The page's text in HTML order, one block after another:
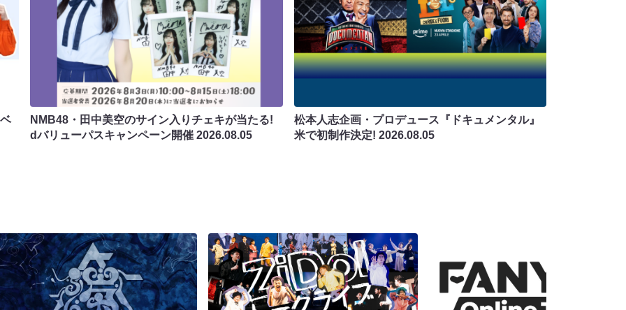
NMB48・田中美空のサイン入りチェキが当たる!
dバリューパスキャンペーン開催2026.08.05
松本人志企画・プロデュース『ドキュメンタル』
米で初制作決定! 2026.08.05